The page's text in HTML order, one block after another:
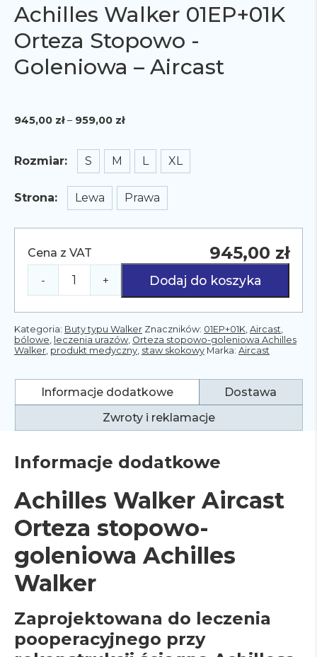
Achilles Walker 01EP+01K
Orteza Stopowo -
Goleniowa – Aircast
945,00 zł – 959,00 złZakres
945,00 zł
do
959,00 zł
Rozmiar S M L XL
Strona Lewa Prawa
Cena z VAT 945,00 zł
ilość
Achilles
Walker
01EP+01K
Orteza
Stopowo
Goleniowa
Aircast
- + Dodaj do koszyka
Kategoria: Buty typu Walker Znaczników: 01EP+01K Aircast
bólowe
leczenia urazów Orteza stopowo-goleniowa Achilles
Walker produkt medyczny staw skokowy Marka: Aircast
Informacje dodatkowe
Dostawa
Zwroty i reklamacje
Informacje dodatkowe
Achilles Walker Aircast
Orteza stopowo-
goleniowa Achilles
Walker
Zaprojektowana do leczenia
pooperacyjnego przy